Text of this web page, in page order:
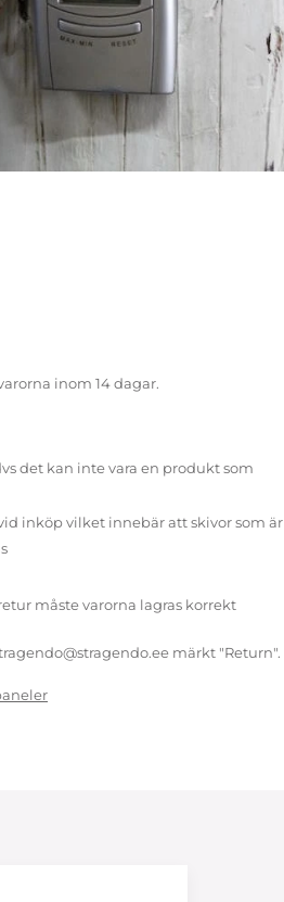
inom 14 dagar.
det kan inte vara en produkt som
inköp vilket innebär att skivor som är
måste varorna lagras korrekt
märkt "Return".